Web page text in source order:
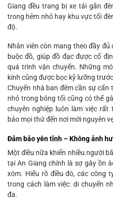
Giang đều trang bị xe tải gắn
trong hẻm nhỏ hay khu vực tối
độ.
Nhân viên còn mang theo đầy
buộc đồ, giúp đồ đạc được cố
quá trình vận chuyển. Những
kính cũng được bọc kỹ lưỡng
Chuyển nhà ban đêm cần sự
nhỏ trong bóng tối cũng có thể
chuyên nghiệp luôn làm việc
bảo mọi thứ đến nơi mới nguyên
Đảm bảo yên tĩnh – Không ảnh
Một điều nữa khiến nhiều người
tại An Giang chính là sợ gây ồn
xóm. Hiểu rõ điều đó, các công
trong cách làm việc: di chuyển
đa.